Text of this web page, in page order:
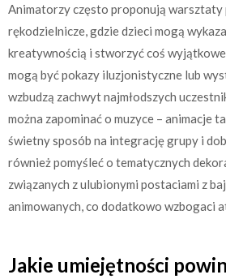
Animatorzy często proponują warsztaty
rękodzielnicze, gdzie dzieci mogą
kreatywnością i stworzyć coś
mogą być pokazy iluzjonistyczne lub
wzbudzą zachwyt najmłodszych
można zapominać o muzyce – animacje
świetny sposób na integrację grupy i
również pomyśleć o tematycznych
związanych z ulubionymi postaciami z
animowanych, co dodatkowo wzbogaci
Jakie umiejętności